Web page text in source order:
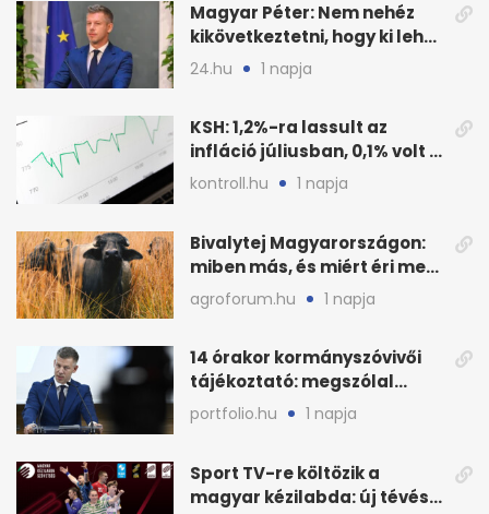
Magyar Péter: Nem nehéz
kikövetkeztetni, hogy ki lehet
a három jelölt
24.hu 1 napja
KSH: 1,2%-ra lassult az
infláció júliusban, 0,1% volt a
havi áresés
kontroll.hu 1 napja
Bivalytej Magyarországon:
miben más, és miért éri meg
feldolgozni?
agroforum.hu 1 napja
14 órakor kormányszóvivői
tájékoztató: megszólal
Magyar Péter is
portfolio.hu 1 napja
Sport TV-re költözik a
magyar kézilabda: új tévés